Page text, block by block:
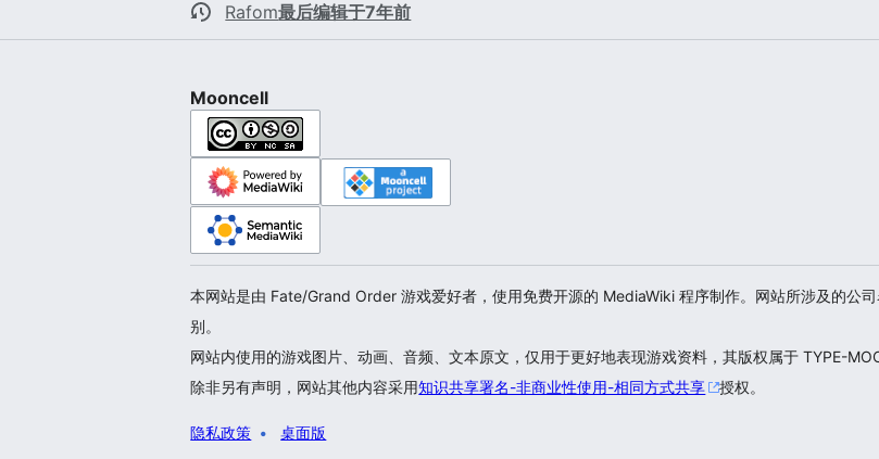
Rafom最后编辑于7年前
Mooncell
本网站是由 Fate/Grand Order 游戏爱好者，使用免费开源的 MediaWiki 程序制作。网站所涉及的公
别。
网站内使用的游戏图片、动画、音频、文本原文，仅用于更好地表现游戏资料，其版权属于 TYPE-
除非另有声明，网站其他内容采用知识共享署名-非商业性使用-相同方式共享 授权。
隐私政策 桌面版